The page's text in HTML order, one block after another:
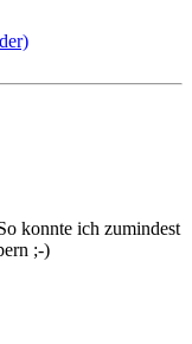
konnte ich zumindest
;-)